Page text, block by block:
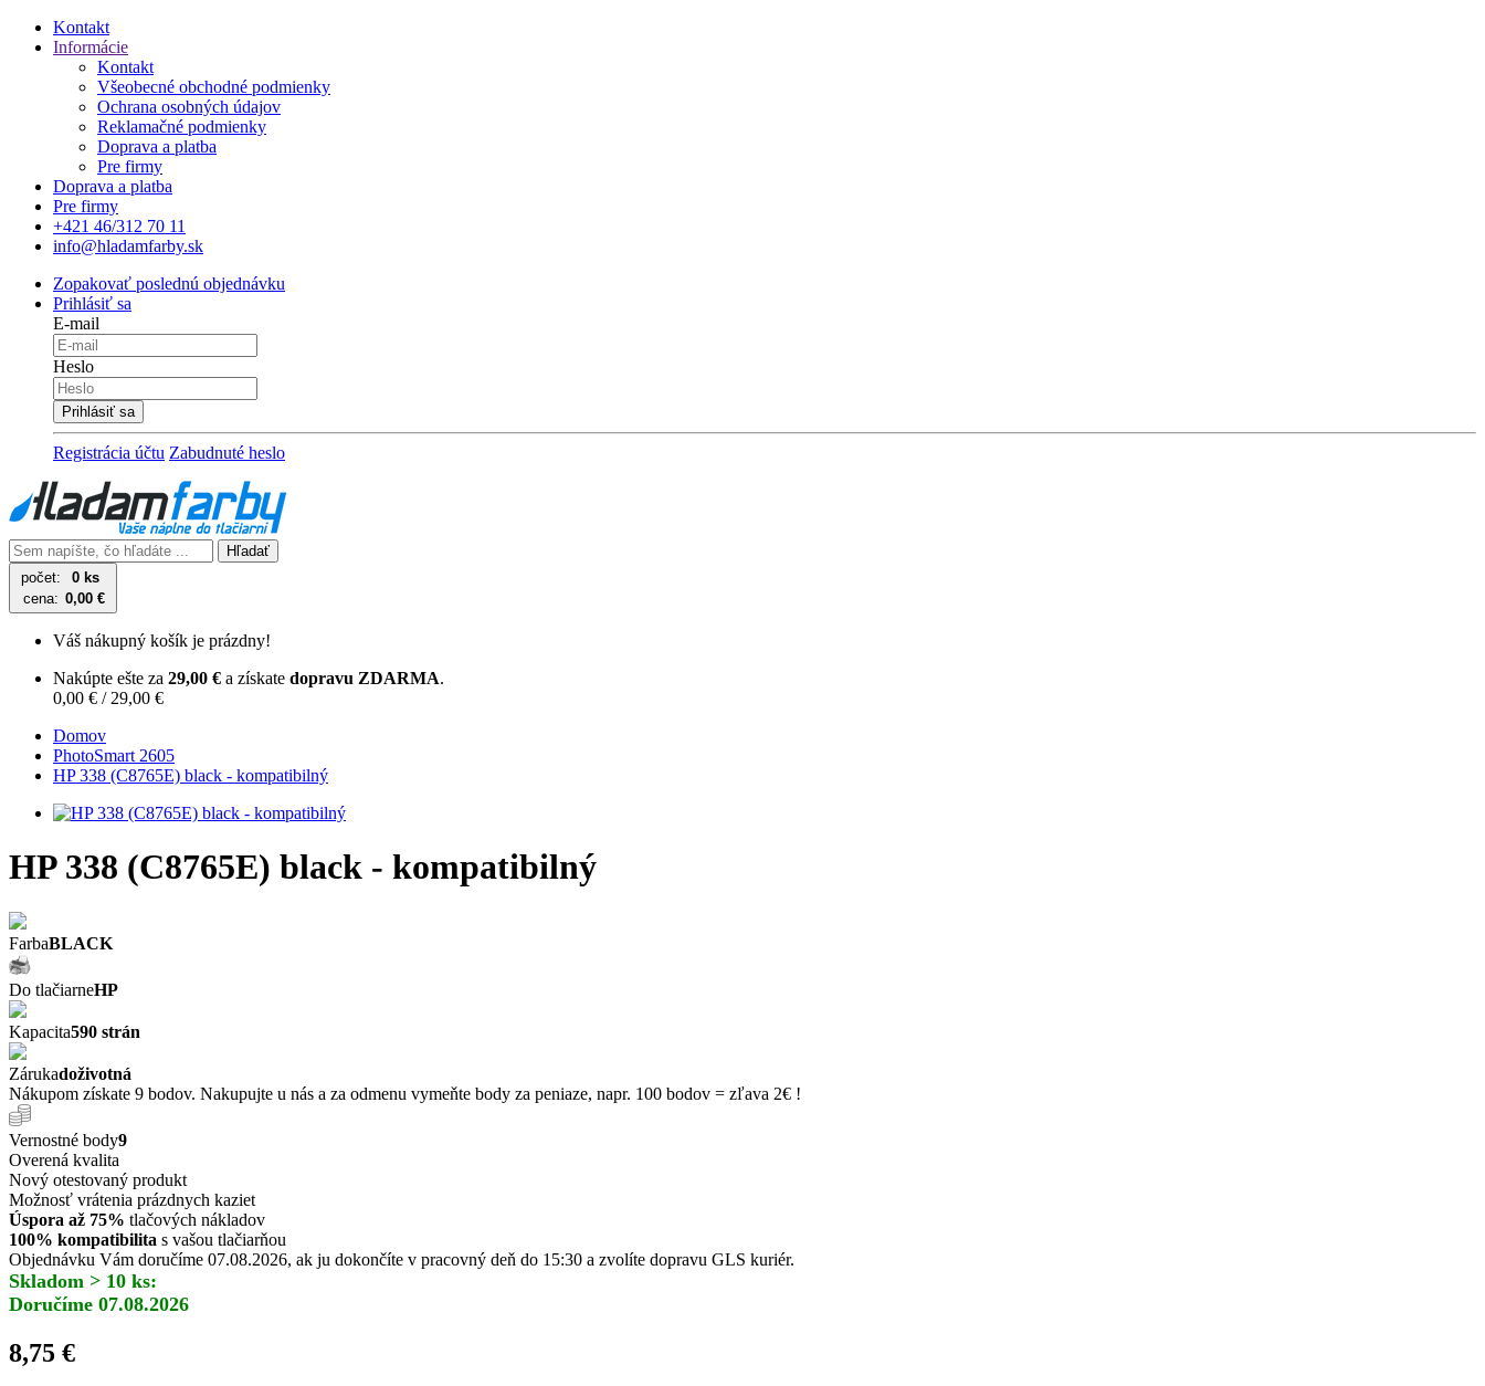
Kontakt
Informácie
Kontakt
Všeobecné obchodné podmienky
Ochrana osobných údajov
Reklamačné podmienky
Doprava a platba
Pre firmy
Doprava a platba
Pre firmy
+421 46/312 70 11
info@hladamfarby.sk
Zopakovať poslednú objednávku
Prihlásiť sa
E-mail
Heslo
Registrácia účtu Zabudnuté heslo
Hľadať
počet:
0 ks
cena: 0,00 €
Váš nákupný košík je prázdny!
Nakúpte ešte za 29,00 € a získate dopravu ZDARMA.
0,00 € / 29,00 €
Domov
PhotoSmart 2605
HP 338 (C8765E) black - kompatibilný
HP 338 (C8765E) black - kompatibilný
FarbaBLACK
Do tlačiarneHP
Kapacita590 strán
Zárukadoživotná
Nákupom získate 9 bodov. Nakupujte u nás a za odmenu vymeňte body za peniaze, napr. 100 bodov = zľava 2€ !
Vernostné body9
Overená kvalita
Nový otestovaný produkt
Možnosť vrátenia prázdnych kaziet
Úspora až 75% tlačových nákladov
100% kompatibilita s vašou tlačiarňou
Objednávku Vám doručíme 07.08.2026, ak ju dokončíte v pracovný deň do 15:30 a zvolíte dopravu GLS kuriér.
Skladom > 10 ks:
Doručíme 07.08.2026
8,75 €